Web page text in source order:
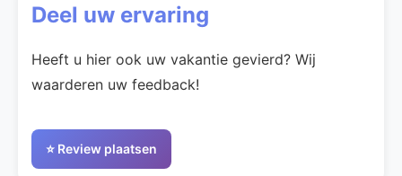
Deel uw ervaring
Heeft u hier ook uw vakantie gevierd? Wij
waarderen uw feedback!
⭐ Review plaatsen